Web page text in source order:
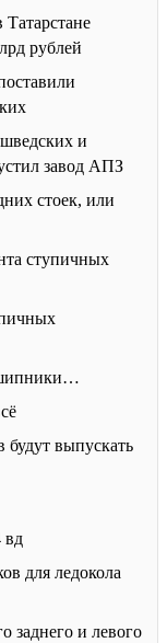
рублей
и
завод АПЗ
стоек, или
ступичных
выпускать
вд
для ледокола
заднего и левого